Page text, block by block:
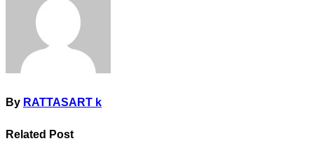
RATTASART k